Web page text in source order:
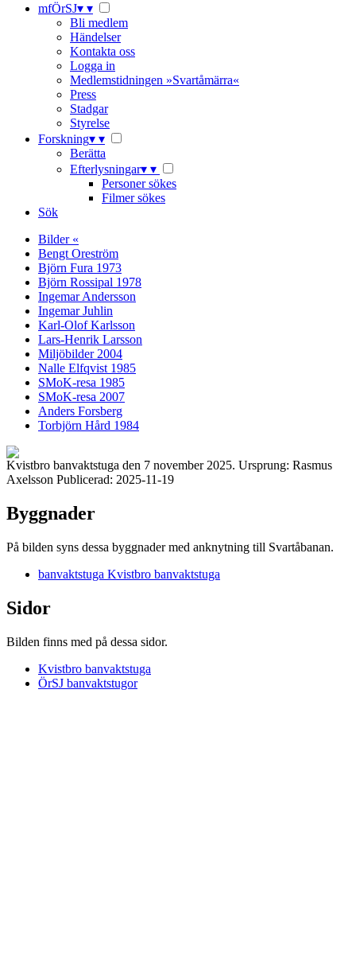
mfÖrSJ▾ ▾
Bli medlem
Händelser
Kontakta oss
Logga in
Medlemstidningen »Svartåmärra«
Press
Stadgar
Styrelse
Forskning▾ ▾
Berätta
Efterlysningar▾ ▾
Personer sökes
Filmer sökes
Sök
Bilder «
Bengt Oreström
Björn Fura 1973
Björn Rossipal 1978
Ingemar Andersson
Ingemar Juhlin
Karl-Olof Karlsson
Lars-Henrik Larsson
Miljöbilder 2004
Nalle Elfqvist 1985
SMoK-resa 1985
SMoK-resa 2007
Anders Forsberg
Torbjörn Hård 1984
Kvistbro banvaktstuga den 7 november 2025. Ursprung: Rasmus
Axelsson Publicerad: 2025-11-19
Byggnader
På bilden syns dessa byggnader med anknytning till Svartåbanan.
banvaktstuga Kvistbro banvaktstuga
Sidor
Bilden finns med på dessa sidor.
Kvistbro banvaktstuga
ÖrSJ banvaktstugor